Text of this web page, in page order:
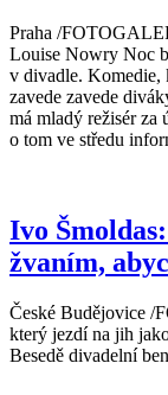
Praha /
Louise Nowry Noc
v divadle. Komedie,
zavede zavede
má mladý režisér za
o tom ve středu
Ivo
žvaním,
České Budějovice /
který jezdí na jih
Besedě divadelní